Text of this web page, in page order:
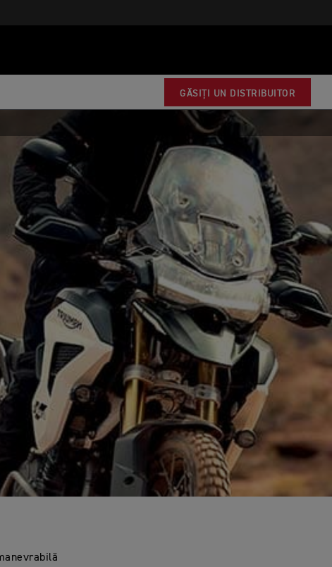
GĂSIȚI UN DISTRIBUITOR